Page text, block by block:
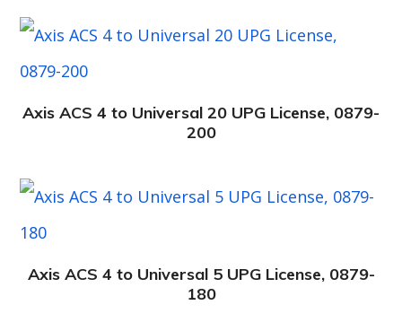
Axis ACS 4 to Universal 20 UPG License, 0879-
200
Axis ACS 4 to Universal 5 UPG License, 0879-
180